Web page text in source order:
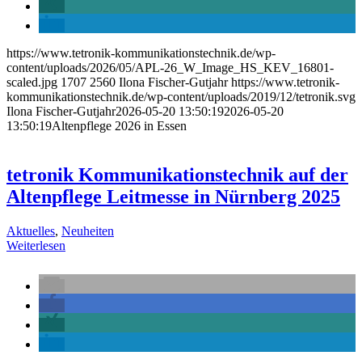
https://www.tetronik-kommunikationstechnik.de/wp-
content/uploads/2026/05/APL-26_W_Image_HS_KEV_16801-
scaled.jpg 1707 2560 Ilona Fischer-Gutjahr https://www.tetronik-
kommunikationstechnik.de/wp-content/uploads/2019/12/tetronik.svg
Ilona Fischer-Gutjahr2026-05-20 13:50:192026-05-20
13:50:19Altenpflege 2026 in Essen
tetronik Kommunikationstechnik auf der
Altenpflege Leitmesse in Nürnberg 2025
Aktuelles, Neuheiten
Weiterlesen